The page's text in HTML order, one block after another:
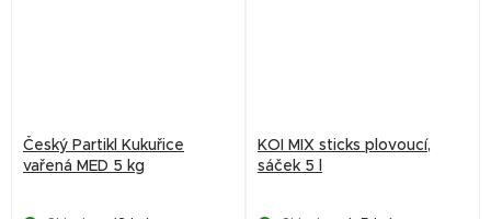
Český Partikl Kukuřice
vařená MED 5 kg
KOI MIX sticks plovoucí,
sáček 5 l